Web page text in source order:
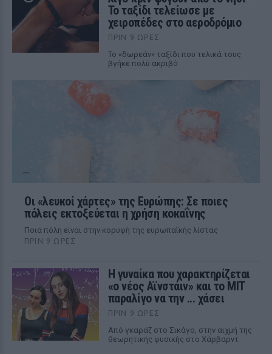
Το ταξίδι τελείωσε με
χειροπέδες στο αεροδρόμιο
ΠΡΙΝ 9 ΏΡΕΣ
Το «δωρεάν» ταξίδι που τελικά τους
βγήκε πολύ ακριβό
Οι «λευκοί χάρτες» της Ευρώπης: Σε ποιες
πόλεις εκτοξεύεται η χρήση κοκαΐνης
Ποια πόλη είναι στην κορυφή της ευρωπαϊκής λίστας
ΠΡΙΝ 9 ΏΡΕΣ
Η γυναίκα που χαρακτηρίζεται
«ο νέος Αϊνστάιν» και το MIT
παραλίγο να την ... χάσει
ΠΡΙΝ 9 ΏΡΕΣ
Από γκαράζ στο Σικάγο, στην αιχμή της
θεωρητικής φυσικής στο Χάρβαρντ